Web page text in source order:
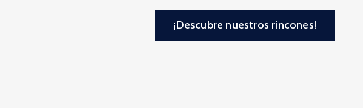
¡Descubre nuestros rincones!